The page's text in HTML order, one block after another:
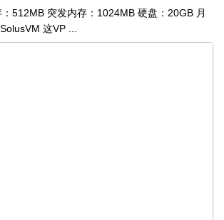
512MB 突发内存：1024MB 硬盘：20GB 月
这VP ...